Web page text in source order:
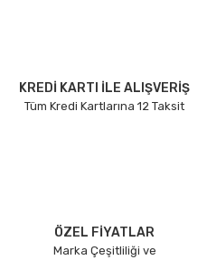
KREDİ KARTI İLE ALIŞVERİŞ
Tüm Kredi Kartlarına 12 Taksit
ÖZEL FİYATLAR
Marka Çeşitliliği ve